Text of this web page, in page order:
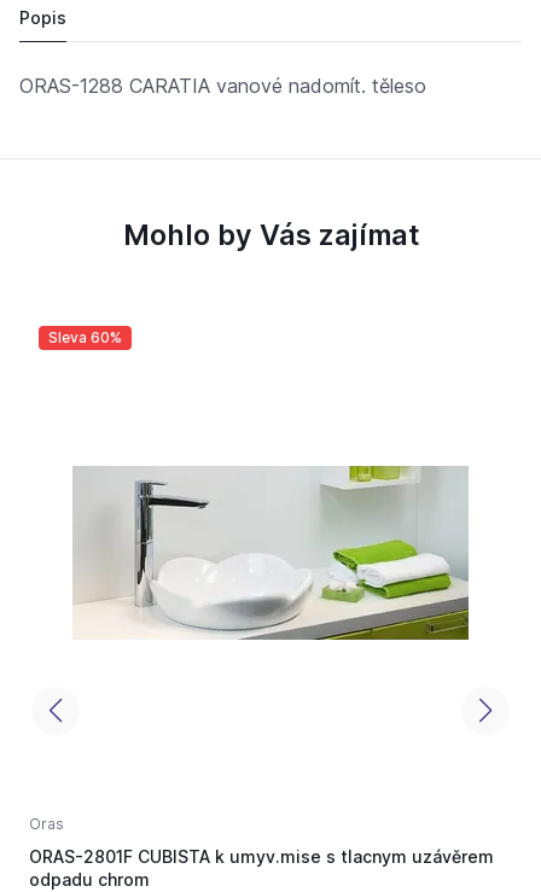
Popis
ORAS-1288 CARATIA vanové nadomít. těleso
Mohlo by Vás zajímat
Sleva 60%
Oras
ORAS-2801F CUBISTA k umyv.mise s tlacnym uzávěrem
odpadu chrom